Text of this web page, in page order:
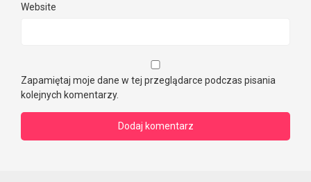
Website
Zapamiętaj moje dane w tej przeglądarce podczas pisania
kolejnych komentarzy.